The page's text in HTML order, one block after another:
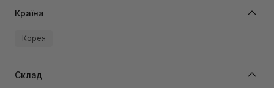
Країна
Корея
Склад